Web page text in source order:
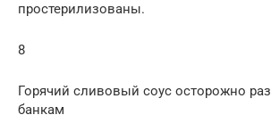
простерилизованы.
8
Горячий сливовый соус осторожно
банкам